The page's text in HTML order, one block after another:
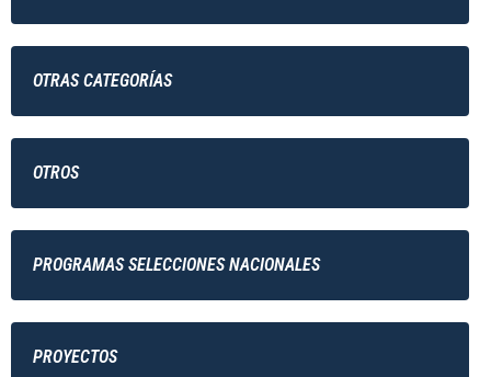
OTRAS CATEGORÍAS
OTROS
PROGRAMAS SELECCIONES NACIONALES
PROYECTOS